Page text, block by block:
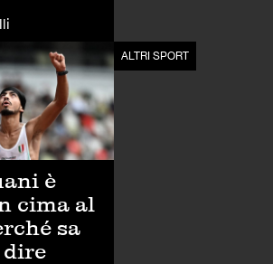
ALTRI SPORT
è
cima al
sa
dire